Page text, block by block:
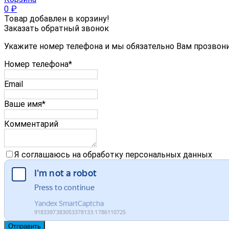
0 ₽
Товар добавлен в корзину!
Заказать обратный звонок
Укажите номер телефона и мы обязательно Вам
Номер телефона*
Email
Ваше имя*
Комментарий
Я соглашаюсь на обработку персональных данных